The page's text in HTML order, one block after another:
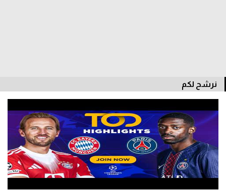
الكرة الأوروبية
الكرة الإفريقية
منتخب مصر
سعودي في الجول
الدوري الإنجليزي
نرشح لكم